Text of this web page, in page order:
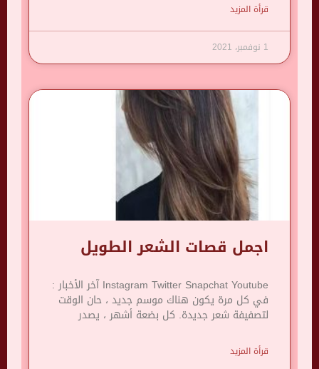
قرأة المزيد
1 نوفمبر، 2021
اجمل قصات الشعر الطويل
Instagram Twitter Snapchat Youtube آخر الأخبار :
في كل مرة يكون هناك موسم جديد ، حان الوقت
لتصفيفة شعر جديدة. كل بضعة أشهر ، يصدر
قرأة المزيد